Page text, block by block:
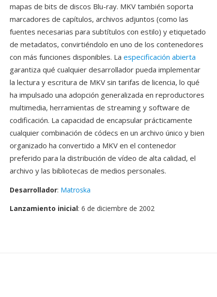
mapas de bits de discos Blu-ray. MKV también soporta
marcadores de capítulos, archivos adjuntos (como las
fuentes necesarias para subtítulos con estilo) y etiquetado
de metadatos, convirtiéndolo en uno de los contenedores
con más funciones disponibles. La especificación abierta
garantiza qué cualquier desarrollador pueda implementar
la lectura y escritura de MKV sin tarifas de licencia, lo qué
ha impulsado una adopción generalizada en reproductores
multimedia, herramientas de streaming y software de
codificación. La capacidad de encapsular prácticamente
cualquier combinación de códecs en un archivo único y bien
organizado ha convertido a MKV en el contenedor
preferido para la distribución de vídeo de alta calidad, el
archivo y las bibliotecas de medios personales.
Desarrollador: Matroska
Lanzamiento inicial: 6 de diciembre de 2002